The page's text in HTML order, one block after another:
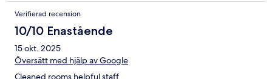
Verifierad recension
10/10 Enastående
15 okt. 2025
Översätt med hjälp av Google
Cleaned rooms helpful staff